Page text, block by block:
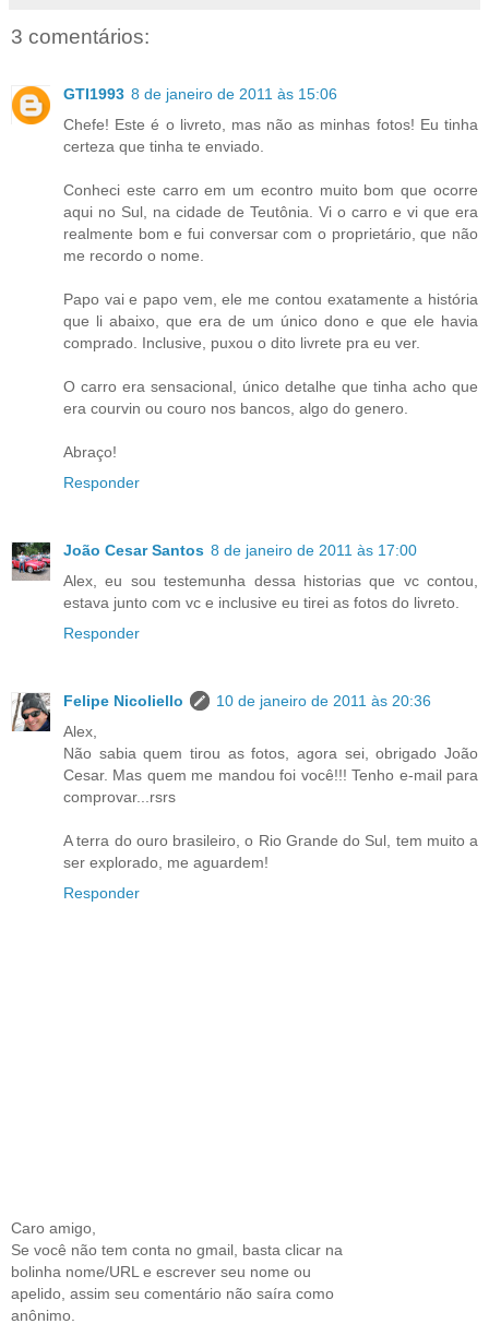
3 comentários:
GTI1993 8 de janeiro de 2011 às 15:06
Chefe! Este é o livreto, mas não as minhas fotos! Eu tinha
certeza que tinha te enviado.
Conheci este carro em um econtro muito bom que ocorre
aqui no Sul, na cidade de Teutônia. Vi o carro e vi que era
realmente bom e fui conversar com o proprietário, que não
me recordo o nome.
Papo vai e papo vem, ele me contou exatamente a história
que li abaixo, que era de um único dono e que ele havia
comprado. Inclusive, puxou o dito livrete pra eu ver.
O carro era sensacional, único detalhe que tinha acho que
era courvin ou couro nos bancos, algo do genero.
Abraço!
Responder
João Cesar Santos 8 de janeiro de 2011 às 17:00
Alex, eu sou testemunha dessa historias que vc contou,
estava junto com vc e inclusive eu tirei as fotos do livreto.
Responder
Felipe Nicoliello
10 de janeiro de 2011 às 20:36
Alex,
Não sabia quem tirou as fotos, agora sei, obrigado João
Cesar. Mas quem me mandou foi você!!! Tenho e-mail para
comprovar...rsrs
A terra do ouro brasileiro, o Rio Grande do Sul, tem muito a
ser explorado, me aguardem!
Responder
Caro amigo,
Se você não tem conta no gmail, basta clicar na
bolinha nome/URL e escrever seu nome ou
apelido, assim seu comentário não saíra como
anônimo.